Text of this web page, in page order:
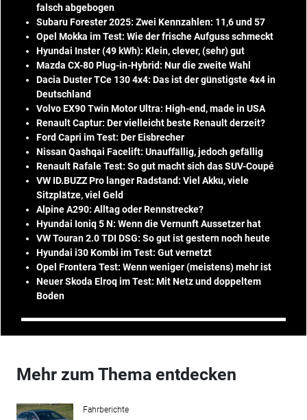
falsch abgebogen
Subaru Forester 2025: Zwei Kennzahlen: 11,6 und 57
Opel Mokka im Test: Wie der frische Aufguss schmeckt
Hyundai Inster (49 kWh): Klein, clever, (sehr) gut
Mazda CX-80 Plug-in-Hybrid: Nur die zweite Wahl
Dacia Duster TCe 130 4x4: Das ist der günstigste 4x4 in
Deutschland
Volvo EX90 Twin Motor Ultra: High-end, made in USA
Renault Captur: Der vielleicht beste Renault derzeit?
Ford Capri im Test: Der Eisbrecher
Nissan Qashqai Facelift: Unauffällig, jedoch gefällig
Renault Rafale Test: So gut macht sich das SUV-Coupé
VW ID.BUZZ Pro langer Radstand: Viel Akku, viele
Sitzplätze, viel Geld
Alpine A290: Alltag oder Rennstrecke?
Hyundai Ioniq 5 N: Wenn die Vernunft Aussetzer hat
VW Touran 2.0 TDI DSG: So gut ist gestern noch heute
Hyundai i30 Kombi im Test: Gut vernetzt
Opel Frontera Test: Wenn weniger (meistens) mehr ist
Neuer Skoda Elroq im Test: Mit Netz und doppeltem
Boden
Mehr zum Thema entdecken
Fahrberichte